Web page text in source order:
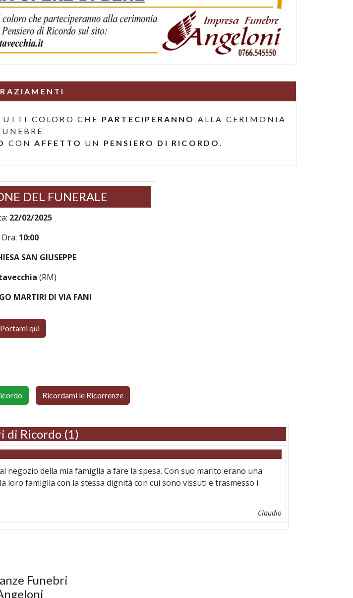
COLORO CHE PARTECIPERANNO
ALLA CERIMONIA
CON AFFETTO UN PENSIERO DI RICORDO
DEL FUNERALE
22/02/2025
Ora: 10:00
SAN GIUSEPPE
(RM)
MARTIRI DI VIA FANI
Portami qui
Ricordami le Ricorrenze
di Ricordo (1)
negozio della mia famiglia a fare la spesa. Con suo marito erano una
loro famiglia con la stessa dignità con cui sono vissuti e trasmesso i
Claudio
Funebri